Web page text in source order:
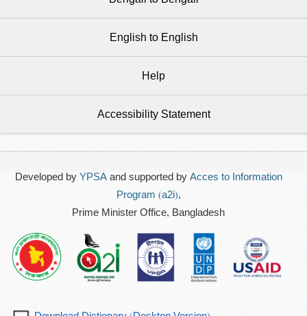
English to English
Help
Accessibility Statement
Developed by YPSAand supported by Acces to Information
Program (a2i),
Prime Minister Office, Bangladesh